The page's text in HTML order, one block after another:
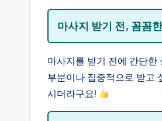
마사지 받기 전, 꼼꼼
마사지를 받기 전에 간단한
부분이나 집중적으로 받고
시더라구요!